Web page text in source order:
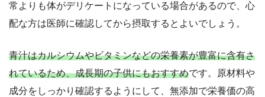
常よりも体がデリケートになっている場合があるので、心
配な方は医師に確認してから摂取するとよいでしょう。
青汁はカルシウムやビタミンなどの栄養素が豊富に含有さ
れているため、成長期の子供にもおすすめです。原材料や
成分をしっかり確認するようにして、無添加で栄養価の高